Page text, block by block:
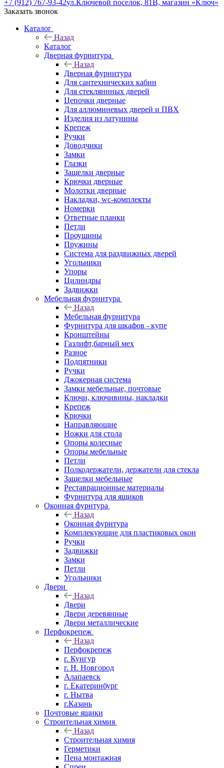
+7 (912) 767-93-42ул.Ключевой поселок, 81В, магазин «Ключ»
Заказать звонок
Каталог
Назад
Каталог
Дверная фурнитура
Назад
Дверная фурнитура
Для сантехнических кабин
Для стекляннных дверей
Цепочки дверные
Для аллюминевых дверей и ПВХ
Изделия из латунины
Крепеж
Ручки
Доводчики
Замки
Глазки
Защелки дверные
Крючки дверные
Молотки дверные
Накладки, wc-комплекты
Номерки
Ответные планки
Петли
Проушины
Пружины
Система для раздвижных дверей
Угольники
Упоры
Цилиндры
Задвижки
Мебельная фурнитура
Назад
Мебельная фурнитура
Фурнитура для шкафов - купе
Кронштейны
Газлифт,барный мех
Разное
Подпятники
Ручки
Джокерная система
Замки мебельные, почтовые
Ключи, ключивины, накладки
Крепеж
Крючки
Направляющие
Ножки для стола
Опоры колесные
Опоры мебельные
Петли
Полкодержатели, держатели для стекла
Защелки мебельные
Реставрационные материалы
Фурнитура для ящиков
Оконная фурнтура
Назад
Оконная фурнтура
Комплекующие для пластиковых окон
Ручки
Задвижки
Замки
Петли
Угольники
Двери
Назад
Двери
Двери деревянные
Двери металлические
Перфокрепеж
Назад
Перфокрепеж
г. Кунгур
г. Н. Новгород
Алапаевск
г. Екатеринбург
г. Нытва
г.Казань
Почтовые ящики
Строительная химия
Назад
Строительная химия
Герметики
Пена монтажная